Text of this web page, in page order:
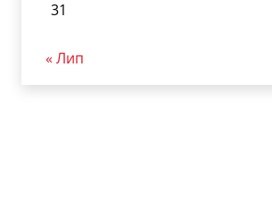
31
« Лип